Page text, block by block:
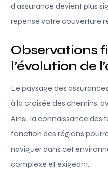
d’assurance devient plus
repensé votre couverture
Observations
l’évolution de
Le paysage des
à la croisée des chemins,
Ainsi, la connaissance des
fonction des régions
naviguer dans cet
complexe et exigeant.